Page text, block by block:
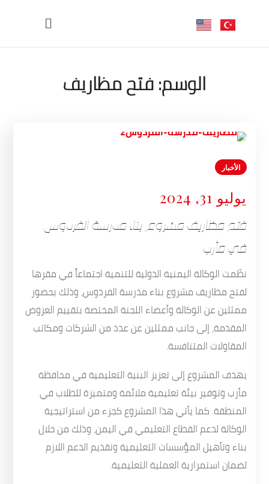
الوسم:فتح مظاريف
الأخبار
يوليو 31, 2024
فتح مظاريف مشروع بناء مدرسة الفردوس
في مأرب
نظّمت الوكالة اليمنية الدولية للتنمية اجتماعاً في مقرها
لفتح مظاريف مشروع بناء مدرسة الفردوس، وذلك بحضور
ممثلين عن الوكالة وأعضاء اللجنة المختصة بتقييم العروض
المقدمة، إلى جانب ممثلين عن عدد من الشركات ومكاتب
المقاولات المتنافسة.
يهدف المشروع إلى تعزيز البنية التعليمية في محافظة
مأرب وتوفير بيئة تعليمية ملائمة ومتميزة للطلاب في
المنطقة. كما يأتي هذا المشروع كجزء من استراتيجية
الوكالة لدعم القطاع التعليمي في اليمن، وذلك من خلال
بناء وتأهيل المؤسسات التعليمية وتقديم الدعم اللازم
لضمان استمرارية العملية التعليمية.